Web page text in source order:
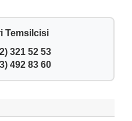
Temsilcisi
321 52 53
492 83 60